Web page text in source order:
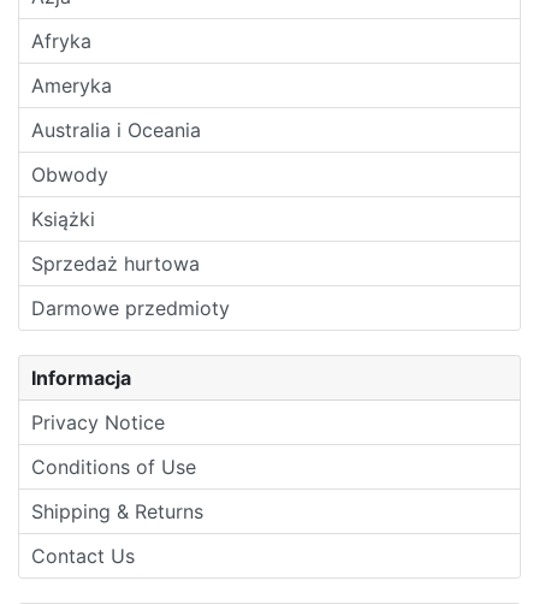
Afryka
Ameryka
Australia i Oceania
Obwody
Książki
Sprzedaż hurtowa
Darmowe przedmioty
Informacja
Privacy Notice
Conditions of Use
Shipping & Returns
Contact Us